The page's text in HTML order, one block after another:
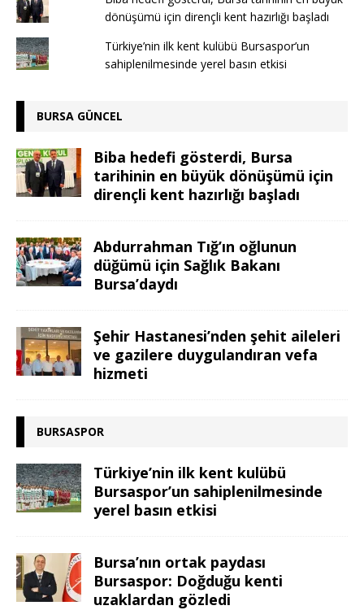
dönüşümü için dirençli kent hazırlığı başladı
Türkiye’nin ilk kent kulübü Bursaspor’un
sahiplenilmesinde yerel basın etkisi
BURSA GÜNCEL
Biba hedefi gösterdi, Bursa
tarihinin en büyük dönüşümü için
dirençli kent hazırlığı başladı
Abdurrahman Tığ’ın oğlunun
düğümü için Sağlık Bakanı
Bursa’daydı
Şehir Hastanesi’nden şehit aileleri
ve gazilere duygulandıran vefa
hizmeti
BURSASPOR
Türkiye’nin ilk kent kulübü
Bursaspor’un sahiplenilmesinde
yerel basın etkisi
Bursa’nın ortak paydası
Bursaspor: Doğduğu kenti
uzaklardan gözledi